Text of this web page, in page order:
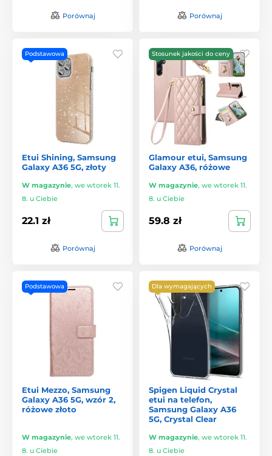
Porównaj Porównaj
Podstawowa
Etui Shining, Samsung
Galaxy A36 5G, złoty
W magazynie, we wtorek 11.
8. u Ciebie
22.1 zł
Porównaj
Stosunek jakości do ceny
Glamour etui, Samsung
Galaxy A36, różowe
W magazynie, we wtorek 11.
8. u Ciebie
59.8 zł
Porównaj
Podstawowa
Etui Mezzo, Samsung
Galaxy A36 5G, wzór 2,
różowe złoto
W magazynie, we wtorek 11.
8. u Ciebie
Dla wymagających
Spigen Liquid Crystal
etui na telefon,
Samsung Galaxy A36
5G, Crystal Clear
W magazynie, we wtorek 11.
8. u Ciebie